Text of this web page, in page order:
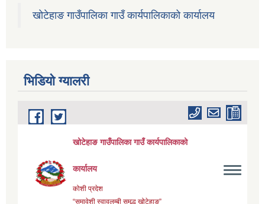
खोटेहाङ गाउँपालिका गाउँ कार्यपालिकाको कार्यालय
भिडियाे ग्यालरी